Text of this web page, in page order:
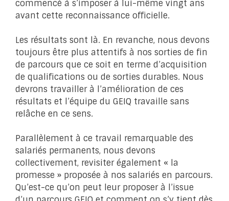
commencé à s’imposer à lui-même vingt ans
avant cette reconnaissance officielle.
Les résultats sont là. En revanche, nous devons
toujours être plus attentifs à nos sorties de fin
de parcours que ce soit en terme d’acquisition
de qualifications ou de sorties durables. Nous
devrons travailler à l’amélioration de ces
résultats et l’équipe du GEIQ travaille sans
relâche en ce sens.
Parallèlement à ce travail remarquable des
salariés permanents, nous devons
collectivement, revisiter également « la
promesse » proposée à nos salariés en parcours.
Qu’est-ce qu’on peut leur proposer à l’issue